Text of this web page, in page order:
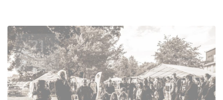
21
JUIN
2025